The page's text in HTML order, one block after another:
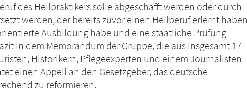
des Heilpraktikers solle abgeschafft werden oder durch
werden, der bereits zuvor einen Heilberuf erlernt haben
Ausbildung habe und eine staatliche Prüfung
in dem Memorandum der Gruppe, die aus insgesamt 17
Historikern, Pflegeexperten und einem Journalisten
einen Appell an den Gesetzgeber, das deutsche
zu reformieren.